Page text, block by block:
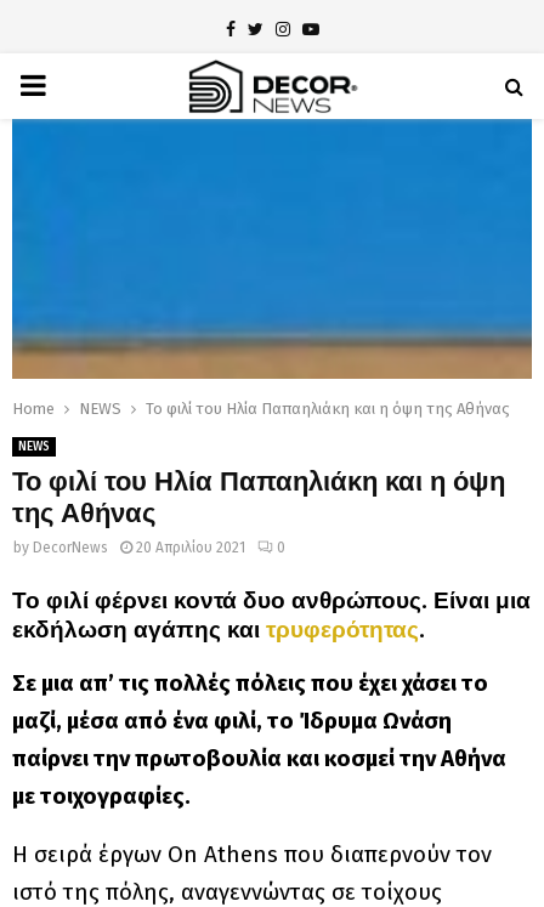
Facebook
TwitterInstagram
Youtube
PRIMARY
Home NEWS Το φιλί του Ηλία Παπαηλιάκη και η όψη της Αθήνας
NEWS
Το φιλί του Ηλία Παπαηλιάκη και η όψη
της Αθήνας
by DecorNews 20 Απριλίου 2021 0
Το φιλί φέρνει κοντά δυο ανθρώπους. Είναι μια
εκδήλωση αγάπης και τρυφερότητας.
Σε μια απ’ τις πολλές πόλεις που έχει χάσει το
μαζί, μέσα από ένα φιλί, το Ίδρυμα Ωνάση
παίρνει την πρωτοβουλία και κοσμεί την Αθήνα
με τοιχογραφίες.
Η σειρά έργων On Athens που διαπερνούν τον
ιστό της πόλης, αναγεννώντας σε τοίχους